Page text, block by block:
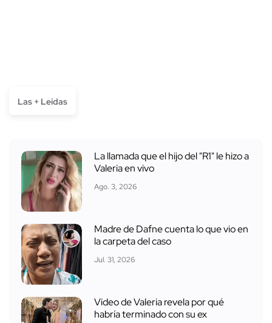
Las + Leídas
La llamada que el hijo del "R1" le hizo a
Valeria en vivo
Ago. 3, 2026
Madre de Dafne cuenta lo que vio en
la carpeta del caso
Jul. 31, 2026
Video de Valeria revela por qué
habría terminado con su ex